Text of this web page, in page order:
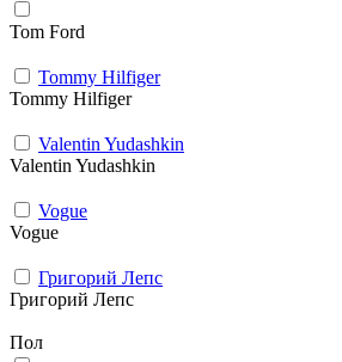
Tom Ford
Tommy Hilfiger
Tommy Hilfiger
Valentin Yudashkin
Valentin Yudashkin
Vogue
Vogue
Григорий Лепс
Григорий Лепс
Пол